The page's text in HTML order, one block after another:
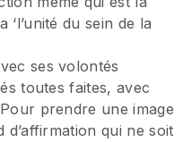
du sein de la
ses volontés
toutes faites, avec
prendre une image
d’affirmation qui ne soit